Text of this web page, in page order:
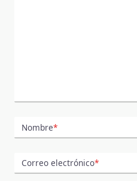
Nombre*
Correo electrónico*